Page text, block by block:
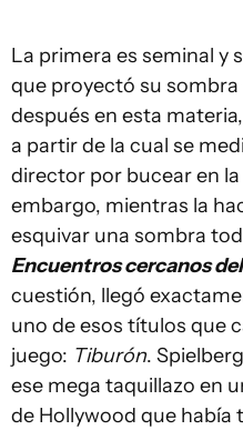
La primera es seminal y
que proyectó su
después en esta
a partir de la cual se
director por bucear en
embargo, mientras la
esquivar una sombra
Encuentros cercanos
cuestión, llegó
uno de esos títulos que
juego: Tiburón.
ese mega taquillazo en
de Hollywood que había